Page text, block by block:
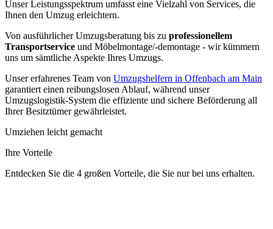
Unser Leistungsspektrum umfasst eine Vielzahl von Services, die
Ihnen den Umzug erleichtern.
Von ausführlicher Umzugsberatung bis zu professionellem
Transportservice und Möbelmontage/-demontage - wir kümmern
uns um sämtliche Aspekte Ihres Umzugs.
Unser erfahrenes Team von Umzugshelfern in Offenbach am Main
garantiert einen reibungslosen Ablauf, während unser
Umzugslogistik-System die effiziente und sichere Beförderung all
Ihrer Besitztümer gewährleistet.
Umziehen leicht gemacht
Ihre Vorteile
Entdecken Sie die 4 großen Vorteile, die Sie nur bei uns erhalten.